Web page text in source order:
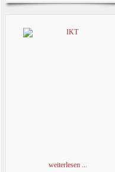
weiterlesen ...